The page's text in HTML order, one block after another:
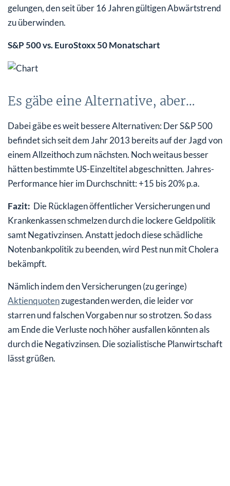
gelungen, den seit über 16 Jahren gültigen Abwärtstrend
zu überwinden.
S&P 500 vs. EuroStoxx 50 Monatschart
Es gäbe eine Alternative, aber…
Dabei gäbe es weit bessere Alternativen: Der S&P 500
befindet sich seit dem Jahr 2013 bereits auf der Jagd von
einem Allzeithoch zum nächsten. Noch weitaus besser
hätten bestimmte US-Einzeltitel abgeschnitten. Jahres-
Performance hier im Durchschnitt: +15 bis 20% p.a.
Fazit: Die Rücklagen öffentlicher Versicherungen und
Krankenkassen schmelzen durch die lockere Geldpolitik
samt Negativzinsen. Anstatt jedoch diese schädliche
Notenbankpolitik zu beenden, wird Pest nun mit Cholera
bekämpft.
Nämlich indem den Versicherungen (zu geringe)
Aktienquotenzugestanden werden, die leider vor
starren und falschen Vorgaben nur so strotzen. So dass
am Ende die Verluste noch höher ausfallen könnten als
durch die Negativzinsen. Die sozialistische Planwirtschaft
lässt grüßen.